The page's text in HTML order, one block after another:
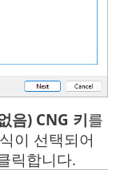
음) CNG 키를
이 선택되어
릭합니다.